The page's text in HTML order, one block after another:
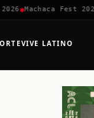
✱Machaca Fest 2026✱
VIVE LATINO